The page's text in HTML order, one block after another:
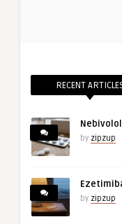
RECENT
by zipzup
by zipzup